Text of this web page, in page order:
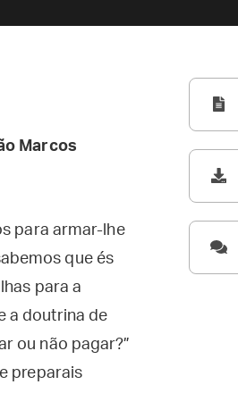
Marcos
para armar-lhe
que és
para a
a doutrina de
ou não pagar?”
preparais